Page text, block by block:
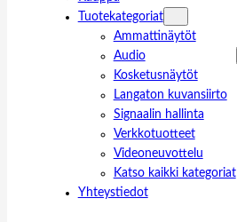
Tuotekategoriat
Ammattinäytöt
Audio
Kosketusnäytöt
Langaton kuvansiirto
Signaalin hallinta
Verkkotuotteet
Videoneuvottelu
Katso kaikki kategoriat
Yhteystiedot